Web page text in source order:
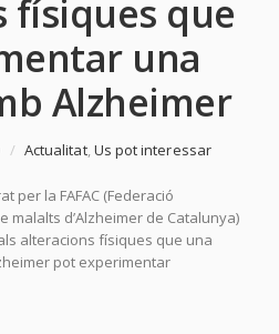
físiques que
una
Alzheimer
/ Actualitat,Us pot interessar
per la FAFAC (Federació
malalts d’Alzheimer de Catalunya)
alteracions físiques que una
pot experimentar